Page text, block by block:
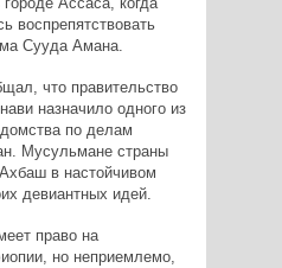
воспрепятствовать
Сууда Амана.
что правительство
назначило одного из
по делам
Мусульмане страны
в настойчивом
девиантных идей.
право на
но неприемлемо,